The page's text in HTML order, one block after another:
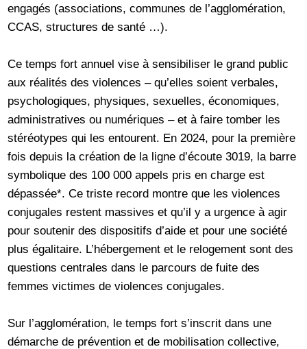
engagés (associations, communes de l’agglomération,
CCAS, structures de santé …).
Ce temps fort annuel vise à sensibiliser le grand public
aux réalités des violences – qu’elles soient verbales,
psychologiques, physiques, sexuelles, économiques,
administratives ou numériques – et à faire tomber les
stéréotypes qui les entourent. En 2024, pour la première
fois depuis la création de la ligne d’écoute 3019, la barre
symbolique des 100 000 appels pris en charge est
dépassée*. Ce triste record montre que les violences
conjugales restent massives et qu’il y a urgence à agir
pour soutenir des dispositifs d’aide et pour une société
plus égalitaire. L’hébergement et le relogement sont des
questions centrales dans le parcours de fuite des
femmes victimes de violences conjugales.
Sur l’agglomération, le temps fort s’inscrit dans une
démarche de prévention et de mobilisation collective,